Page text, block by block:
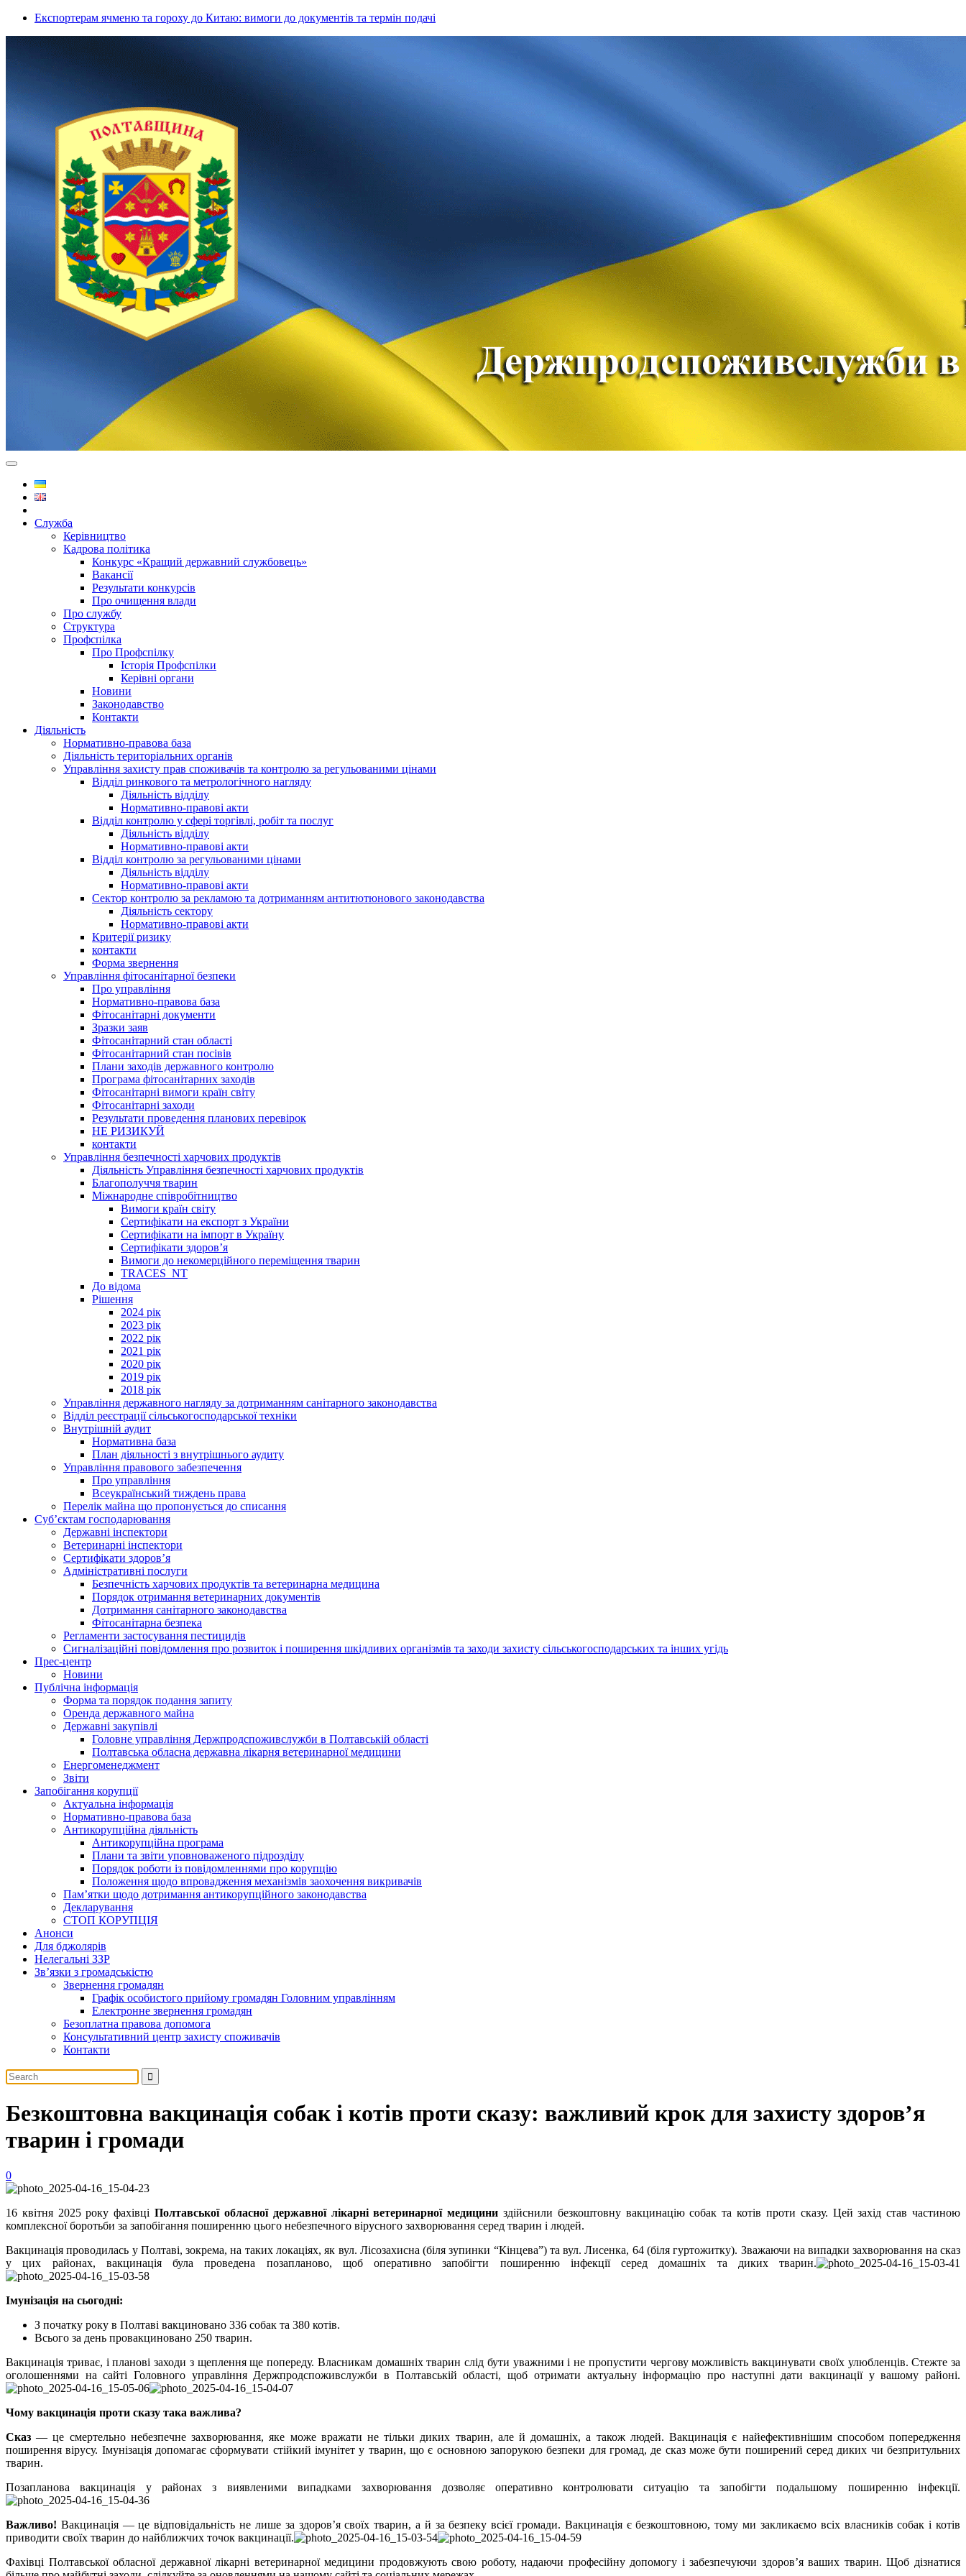
Експортерам ячменю та гороху до Китаю: вимоги до документів та термін подачі
Служба
Керівництво
Кадрова політика
Конкурс «Кращий державний службовець»
Вакансії
Результати конкурсів
Про очищення влади
Про службу
Структура
Профспілка
Про Профспілку
Історія Профспілки
Керівні органи
Новини
Законодавство
Контакти
Діяльність
Нормативно-правова база
Діяльність територіальних органів
Управління захисту прав споживачів та контролю за регульованими цінами
Відділ ринкового та метрологічного нагляду
Діяльність відділу
Нормативно-правові акти
Відділ контролю у сфері торгівлі, робіт та послуг
Діяльність відділу
Нормативно-правові акти
Відділ контролю за регульованими цінами
Діяльність відділу
Нормативно-правові акти
Сектор контролю за рекламою та дотриманням антитютюнового законодавства
Діяльність сектору
Нормативно-правові акти
Критерії ризику
контакти
Форма звернення
Управління фітосанітарної безпеки
Про управління
Нормативно-правова база
Фітосанітарні документи
Зразки заяв
Фітосанітарний стан області
Фітосанітарний стан посівів
Плани заходів державного контролю
Програма фітосанітарних заходів
Фітосанітарні вимоги країн світу
Фітосанітарні заходи
Результати проведення планових перевірок
НЕ РИЗИКУЙ
контакти
Управління безпечності харчових продуктів
Діяльність Управління безпечності харчових продуктів
Благополуччя тварин
Міжнародне співробітництво
Вимоги країн світу
Сертифікати на експорт з України
Сертифікати на імпорт в Україну
Сертифікати здоров’я
Вимоги до некомерційного переміщення тварин
TRACES_NT
До відома
Рішення
2024 рік
2023 рік
2022 рік
2021 рік
2020 рік
2019 рік
2018 рік
Управління державного нагляду за дотриманням санітарного законодавства
Відділ реєстрації сільськогосподарської техніки
Внутрішній аудит
Нормативна база
План діяльності з внутрішнього аудиту
Управління правового забезпечення
Про управління
Всеукраїнський тиждень права
Перелік майна що пропонується до списання
Суб’єктам господарювання
Державні інспектори
Ветеринарні інспектори
Сертифікати здоров’я
Адміністративні послуги
Безпечність харчових продуктів та ветеринарна медицина
Порядок отримання ветеринарних документів
Дотримання санітарного законодавства
Фітосанітарна безпека
Регламенти застосування пестицидів
Сигналізаційні повідомлення про розвиток і поширення шкідливих організмів та заходи захисту сільськогосподарських та інших угідь
Прес-центр
Новини
Публічна інформація
Форма та порядок подання запиту
Оренда державного майна
Державні закупівлі
Головне управління Держпродспоживслужби в Полтавській області
Полтавська обласна державна лікарня ветеринарної медицини
Енергоменеджмент
Звіти
Запобігання корупції
Актуальна інформація
Нормативно-правова база
Антикорупційна діяльність
Антикорупційна програма
Плани та звіти уповноваженого підрозділу
Порядок роботи із повідомленнями про корупцію
Положення щодо впровадження механізмів заохочення викривачів
Пам’ятки щодо дотримання антикорупційного законодавства
Декларування
СТОП КОРУПЦІЯ
Анонси
Для бджолярів
Нелегальні ЗЗР
Зв’язки з громадськістю
Звернення громадян
Графік особистого прийому громадян Головним управлінням
Електронне звернення громадян
Безоплатна правова допомога
Консультативний центр захисту споживачів
Контакти
Безкоштовна вакцинація собак і котів проти сказу: важливий крок для захисту здоров’я
тварин і громади
0
16 квітня 2025 року фахівціПолтавської обласної державної лікарні ветеринарної медицини здійснили безкоштовну вакцинацію собак та котів проти сказу. Цей захід став частиною
комплексної боротьби за запобігання поширенню цього небезпечного вірусного захворювання серед тварин і людей.
Вакцинація проводилась у Полтаві, зокрема, на таких локаціях, як вул. Лісозахисна (біля зупинки “Кінцева”) та вул. Лисенка, 64 (біля гуртожитку). Зважаючи на випадки захворювання на сказ
у цих районах, вакцинація була проведена позапланово, щоб оперативно запобігти поширенню інфекції серед домашніх та диких тварин.
Імунізація на сьогодні:
З початку року в Полтаві вакциновано 336 собак та 380 котів.
Всього за день провакциновано 250 тварин.
Вакцинація триває, і планові заходи з щеплення ще попереду. Власникам домашніх тварин слід бути уважними і не пропустити чергову можливість вакцинувати своїх улюбленців. Стежте за
оголошеннями на сайті Головного управління Держпродспоживслужби в Полтавській області, щоб отримати актуальну інформацію про наступні дати вакцинації у вашому районі.
Чому вакцинація проти сказу така важлива?
Сказ — це смертельно небезпечне захворювання, яке може вражати не тільки диких тварин, але й домашніх, а також людей. Вакцинація є найефективнішим способом попередження
поширення вірусу. Імунізація допомагає сформувати стійкий імунітет у тварин, що є основною запорукою безпеки для громад, де сказ може бути поширений серед диких чи безпритульних
тварин.
Позапланова вакцинація у районах з виявленими випадками захворювання дозволяє оперативно контролювати ситуацію та запобігти подальшому поширенню інфекції.
Важливо! Вакцинація — це відповідальність не лише за здоров’я своїх тварин, а й за безпеку всієї громади. Вакцинація є безкоштовною, тому ми закликаємо всіх власників собак і котів
приводити своїх тварин до найближчих точок вакцинації.
Фахівці Полтавської обласної державної лікарні ветеринарної медицини продовжують свою роботу, надаючи професійну допомогу і забезпечуючи здоров’я ваших тварин. Щоб дізнатися